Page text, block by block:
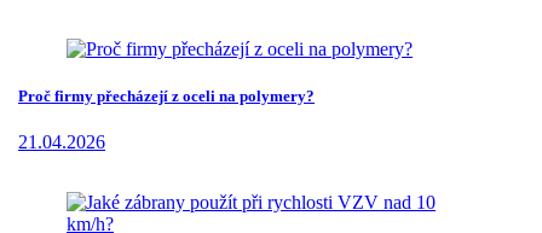
Proč firmy přecházejí z oceli na polymery?
21.04.2026